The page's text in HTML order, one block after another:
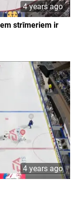
4 years ago
strīmeriem ir
4 years ago